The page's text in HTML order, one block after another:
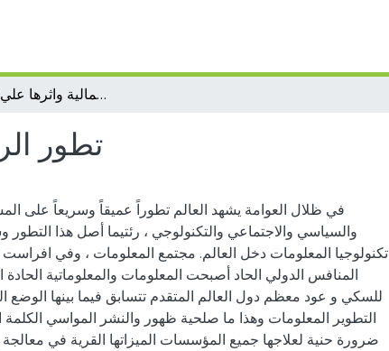
تطور الرقابة المالية واثرها علي الاداء المالي
تطور
في ظلال العوامة يشهد العالم تطوراً عميقاً وسريعاً على
والسياسي والاجتماعي والتكنولوجي ، رئتيما أصل هذا
تكنولوجيا المعلومات دخل العالم. مجتمع المعلومات ، وفي
المنافس الدولي الحاد أصبحت المعلومات والمعلوماتية الحادة
للسكي و عود معظم دول العالم المتقدم تتسابق فيما بينها الوضع
التطوير المعلومات وهذا ما صلحية ظهور والنشر المواسي الكلمة
ضرورة حنية لعلاجها جميع المؤسسات الميزاتها القرية في